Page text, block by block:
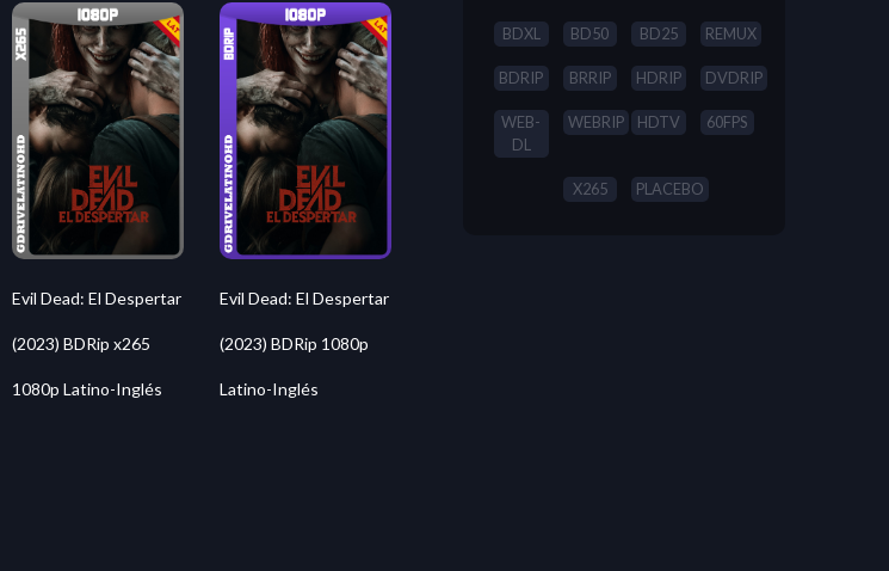
Evil Dead: El Despertar
(2023) BDRip x265
1080p Latino-Inglés
Evil Dead: El Despertar
(2023) BDRip 1080p
Latino-Inglés
BDXL BD50 BD25 REMUX
BDRIP BRRIP HDRIP DVDRIP
WEB-
DL
WEBRIP HDTV 60FPS
X265 PLACEBO